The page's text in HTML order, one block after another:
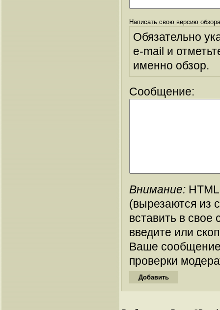
Написать свою версию
Обязательно
e-mail и
именно обзор.
Сообщение:
Внимание:
(вырезаются из
вставить в
введите или
Ваше
проверки